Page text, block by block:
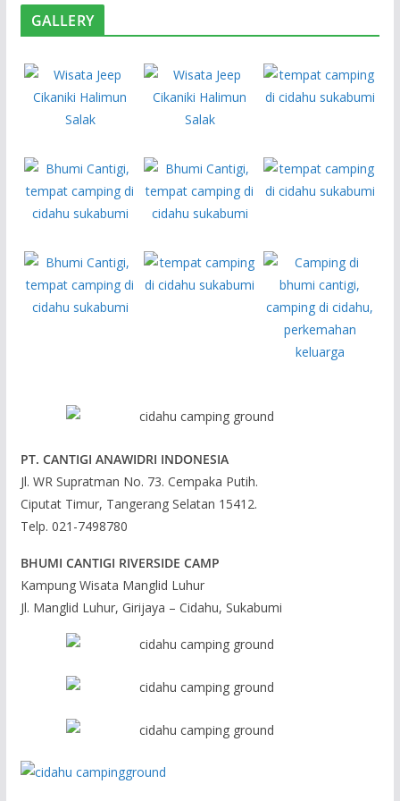
GALLERY
PT. CANTIGI ANAWIDRI INDONESIA
Jl. WR Supratman No. 73. Cempaka Putih.
Ciputat Timur, Tangerang Selatan 15412.
Telp. 021-7498780
BHUMI CANTIGI RIVERSIDE CAMP
Kampung Wisata Manglid Luhur
Jl. Manglid Luhur, Girijaya – Cidahu, Sukabumi